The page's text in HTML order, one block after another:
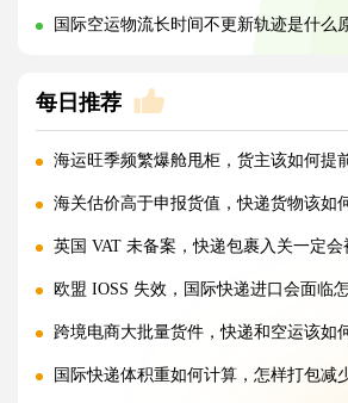
国际空运物流长时间不更新轨迹是什么原因（国
每日推荐
海运旺季频繁爆舱甩柜，货主该如何提前锁定舱位（
海关估价高于申报货值，快递货物该如何申诉?(
英国 VAT 未备案，快递包裹入关一定会被扣吗?(
欧盟 IOSS 失效，国际快递进口会面临怎样的罚款
跨境电商大批量货件，快递和空运该如何抉择?(
国际快递体积重如何计算，怎样打包减少计费重量?(